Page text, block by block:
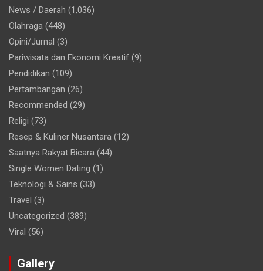
News / Daerah (1,036)
Olahraga (448)
Opini/Jurnal (3)
Pariwisata dan Ekonomi Kreatif (9)
Pendidikan (109)
Pertambangan (26)
Recommended (29)
Religi (73)
Resep & Kuliner Nusantara (12)
Saatnya Rakyat Bicara (44)
Single Women Dating (1)
Teknologi & Sains (33)
Travel (3)
Uncategorized (389)
Viral (56)
Gallery